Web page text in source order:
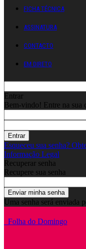
FICHA TÉCNICA
ASSINATURA
CONTACTO
EM DIRETO
Entrar
Bem-vindo! Entre na sua
Esqueceu sua senha?
Informação Legal
Recuperar senha
Recupere sua senha
Uma senha será enviada
Folha do Domingo